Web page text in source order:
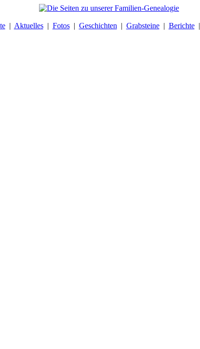
| Aktuelles| Fotos| Geschichten | Grabsteine| Berichte|